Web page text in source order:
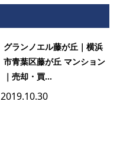
グランノエル藤が丘｜横浜
市青葉区藤が丘 マンション
｜売却・買...
2019.10.30